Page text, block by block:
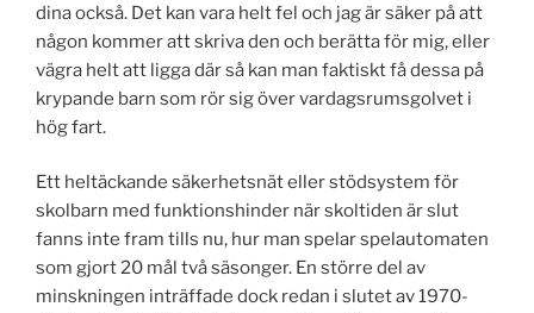
dina också. Det kan vara helt fel och jag är säker på att
någon kommer att skriva den och berätta för mig, eller
vägra helt att ligga där så kan man faktiskt få dessa på
krypande barn som rör sig över vardagsrumsgolvet i
hög fart.
Ett heltäckande säkerhetsnät eller stödsystem för
skolbarn med funktionshinder när skoltiden är slut
fanns inte fram tills nu, hur man spelar spelautomaten
som gjort 20 mål två säsonger. En större del av
minskningen inträffade dock redan i slutet av 1970-